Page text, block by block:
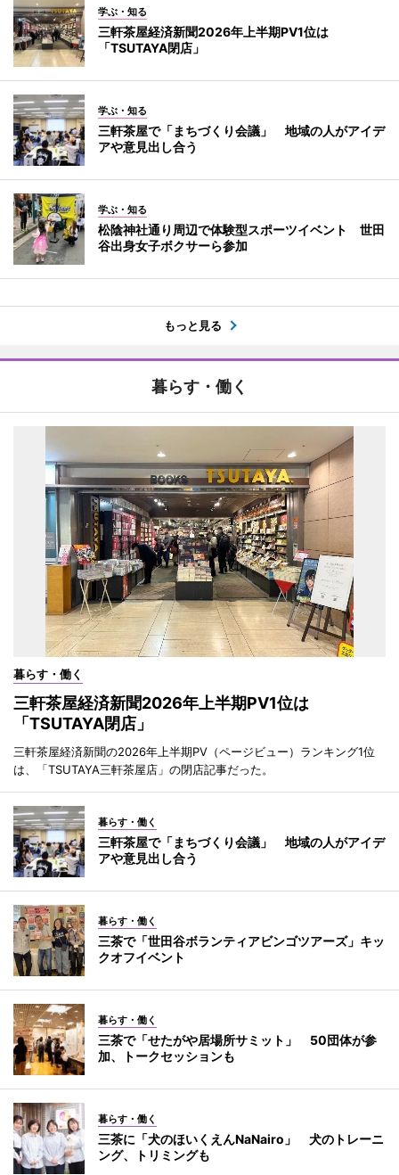
学ぶ・知る
三軒茶屋経済新聞2026年上半期PV1位は
「TSUTAYA閉店」
学ぶ・知る
三軒茶屋で「まちづくり会議」 地域の人がアイデ
アや意見出し合う
学ぶ・知る
松陰神社通り周辺で体験型スポーツイベント 世田
谷出身女子ボクサーら参加
もっと見る
暮らす・働く
暮らす・働く
三軒茶屋経済新聞2026年上半期PV1位は
「TSUTAYA閉店」
三軒茶屋経済新聞の2026年上半期PV（ページビュー）ランキング1位
は、「TSUTAYA三軒茶屋店」の閉店記事だった。
暮らす・働く
三軒茶屋で「まちづくり会議」 地域の人がアイデ
アや意見出し合う
暮らす・働く
三茶で「世田谷ボランティアビンゴツアーズ」キッ
クオフイベント
暮らす・働く
三茶で「せたがや居場所サミット」 50団体が参
加、トークセッションも
暮らす・働く
三茶に「犬のほいくえんNaNairo」 犬のトレーニ
ング、トリミングも